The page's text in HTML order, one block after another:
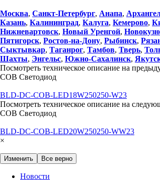
Москва, Санкт-Петербург, Анапа,
Казань, Калининград, Калуга, Кемерово,
Нижневартовск, Новый Уренгой,
Пятигорск, Ростов-на-Дону, Рыбинск,
Сыктывкар, Таганрог, Тамбов, Тверь,
Шахты, Энгельс, Южно-Сахалинск,
Посмотреть техническое описание на
COB Светодиод
BLD-DC-COB-LED18W250250-W23
Посмотреть техническое описание на
COB Светодиод
BLD-DC-COB-LED20W250250-WW23
×
Изменить Все верно
Новости